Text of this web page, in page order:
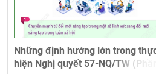
định hướng lớn trong thực
Nghị quyết 57-NQ/TW (Phần 4